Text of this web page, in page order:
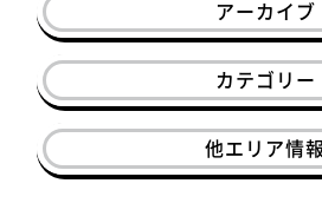
アーカイブ
カテゴリー
他エリア情報